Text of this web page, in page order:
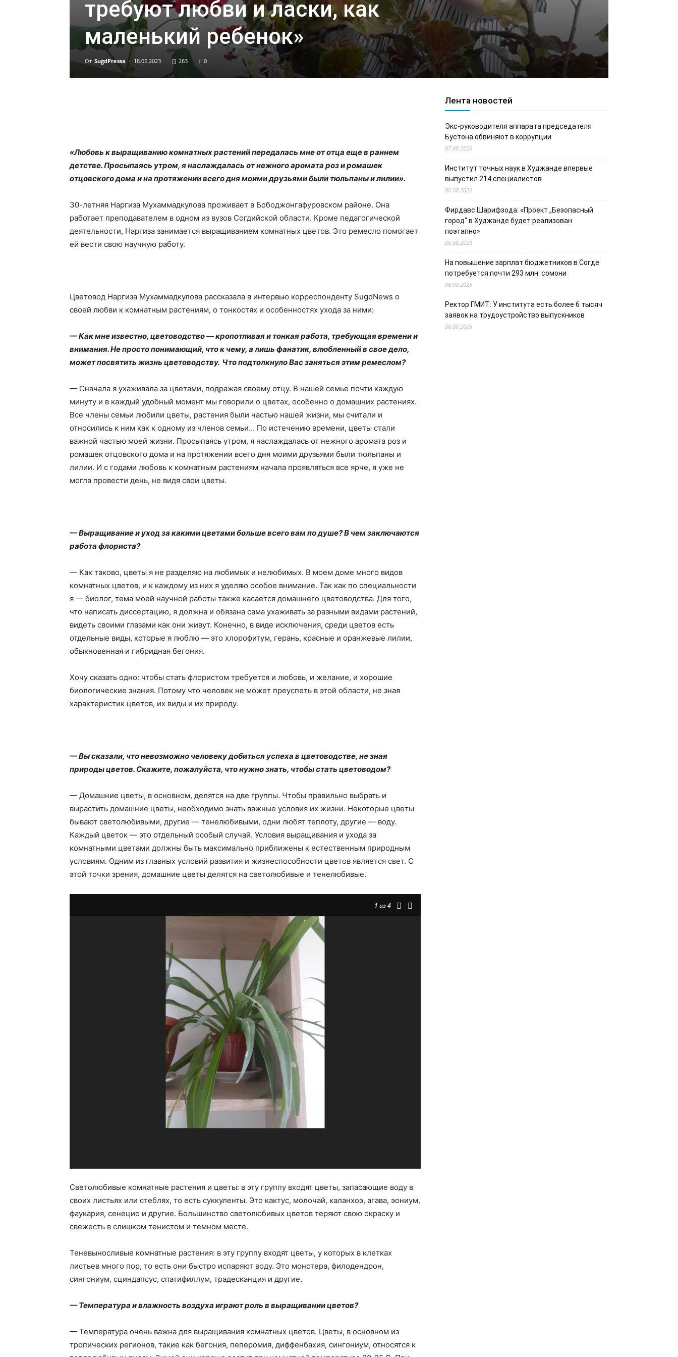
требуют любви и ласки, как
маленький ребенок»
От SugdPressa - 18.05.2023 263 0
«Любовь к выращиванию комнатных растений передалась мне от отца еще в раннем
детстве. Просыпаясь утром, я наслаждалась от нежного аромата роз и ромашек
отцовского дома и на протяжении всего дня моими друзьями были тюльпаны и лилии».
30-летняя Наргиза Мухаммадкулова проживает в Бободжонгафуровском районе. Она
работает преподавателем в одном из вузов Согдийской области. Кроме педагогической
деятельности, Наргиза занимается выращиванием комнатных цветов. Это ремесло помогает
ей вести свою научную работу.
Цветовод Наргиза Мухаммадкулова рассказала в интервью корреспонденту SugdNews о
своей любви к комнатным растениям, о тонкостях и особенностях ухода за ними:
— Как мне известно, цветоводство — кропотливая и тонкая работа, требующая времени и
внимания. Не просто понимающий, что к чему, а лишь фанатик, влюбленный в свое дело,
может посвятить жизнь цветоводству. Что подтолкнуло Вас заняться этим ремеслом?
— Сначала я ухаживала за цветами, подражая своему отцу. В нашей семье почти каждую
минуту и в каждый удобный момент мы говорили о цветах, особенно о домашних растениях.
Все члены семьи любили цветы, растения были частью нашей жизни, мы считали и
относились к ним как к одному из членов семьи… По истечению времени, цветы стали
важной частью моей жизни. Просыпаясь утром, я наслаждалась от нежного аромата роз и
ромашек отцовского дома и на протяжении всего дня моими друзьями были тюльпаны и
лилии. И с годами любовь к комнатным растениям начала проявляться все ярче, я уже не
могла провести день, не видя свои цветы.
— Выращивание и уход за какими цветами больше всего вам по душе? В чем заключаются
работа флориста?
— Как таково, цветы я не разделяю на любимых и нелюбимых. В моем доме много видов
комнатных цветов, и к каждому из них я уделяю особое внимание. Так как по специальности
я — биолог, тема моей научной работы также касается домашнего цветоводства. Для того,
что написать диссертацию, я должна и обязана сама ухаживать за разными видами растений,
видеть своими глазами как они живут. Конечно, в виде исключения, среди цветов есть
отдельные виды, которые я люблю — это хлорофитум, герань, красные и оранжевые лилии,
обыкновенная и гибридная бегония.
Хочу сказать одно: чтобы стать флористом требуется и любовь, и желание, и хорошие
биологические знания. Потому что человек не может преуспеть в этой области, не зная
характеристик цветов, их виды и их природу.
— Вы сказали, что невозможно человеку добиться успеха в цветоводстве, не зная
природы цветов. Скажите, пожалуйста, что нужно знать, чтобы стать цветоводом?
— Домашние цветы, в основном, делятся на две группы. Чтобы правильно выбрать и
вырастить домашние цветы, необходимо знать важные условия их жизни. Некоторые цветы
бывают светолюбивыми, другие — тенелюбивыми, одни любят теплоту, другие — воду.
Каждый цветок — это отдельный особый случай. Условия выращивания и ухода за
комнатными цветами должны быть максимально приближены к естественным природным
условиям. Одним из главных условий развития и жизнеспособности цветов является свет. С
этой точки зрения, домашние цветы делятся на светолюбивые и тенелюбивые.
1 из 4
Светолюбивые комнатные растения и цветы: в эту группу входят цветы, запасающие воду в
своих листьях или стеблях, то есть суккуленты. Это кактус, молочай, каланхоэ, агава, эониум,
фаукария, сенецио и другие. Большинство светолюбивых цветов теряют свою окраску и
свежесть в слишком тенистом и темном месте.
Теневыносливые комнатные растения: в эту группу входят цветы, у которых в клетках
листьев много пор, то есть они быстро испаряют воду. Это монстера, филодендрон,
сингониум, сциндапсус, спатифиллум, традесканция и другие.
— Температура и влажность воздуха играют роль в выращивании цветов?
— Температура очень важна для выращивания комнатных цветов. Цветы, в основном из
тропических регионов, такие как бегония, пеперомия, диффенбахия, сингониум, относятся к
Лента новостей
Экс-руководителя аппарата председателя
Бустона обвиняют в коррупции
07.08.2026
Институт точных наук в Худжанде впервые
выпустил 214 специалистов
06.08.2026
Фирдавс Шарифзода: «Проект „Безопасный
город“ в Худжанде будет реализован
поэтапно»
06.08.2026
На повышение зарплат бюджетников в Согде
потребуется почти 293 млн. сомони
06.08.2026
Ректор ГМИТ: У института есть более 6 тысяч
заявок на трудоустройство выпускников
06.08.2026